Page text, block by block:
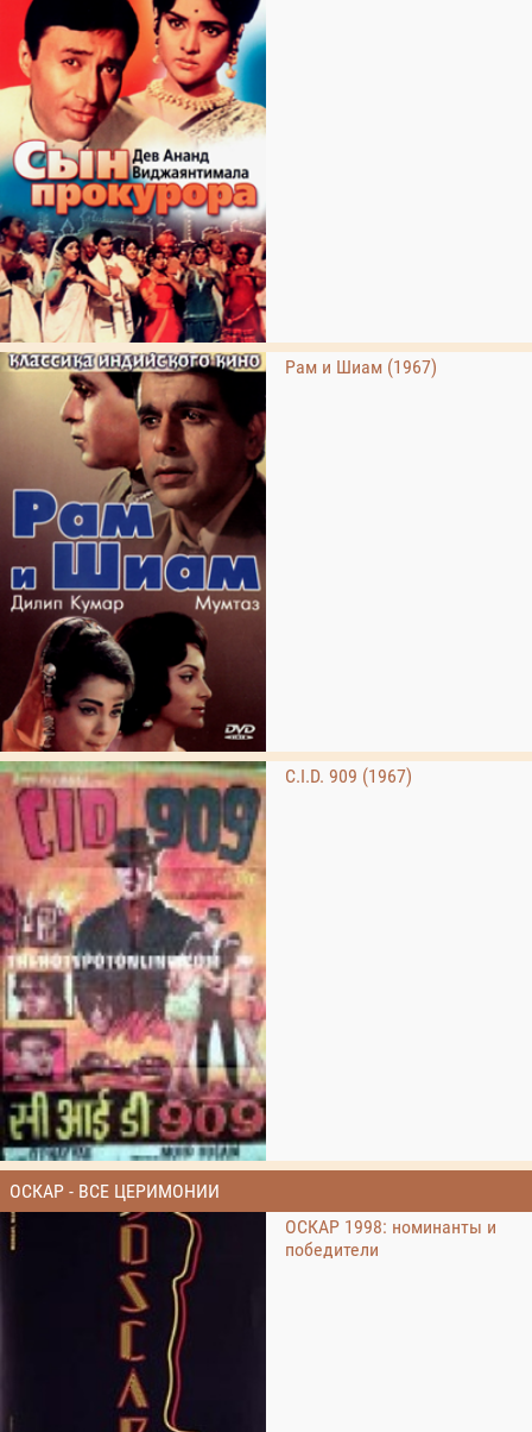
Рам и Шиам (1967)
C.I.D. 909 (1967)
ОСКАР - ВСЕ ЦЕРИМОНИИ
ОСКАР 1998: номинанты и
победители